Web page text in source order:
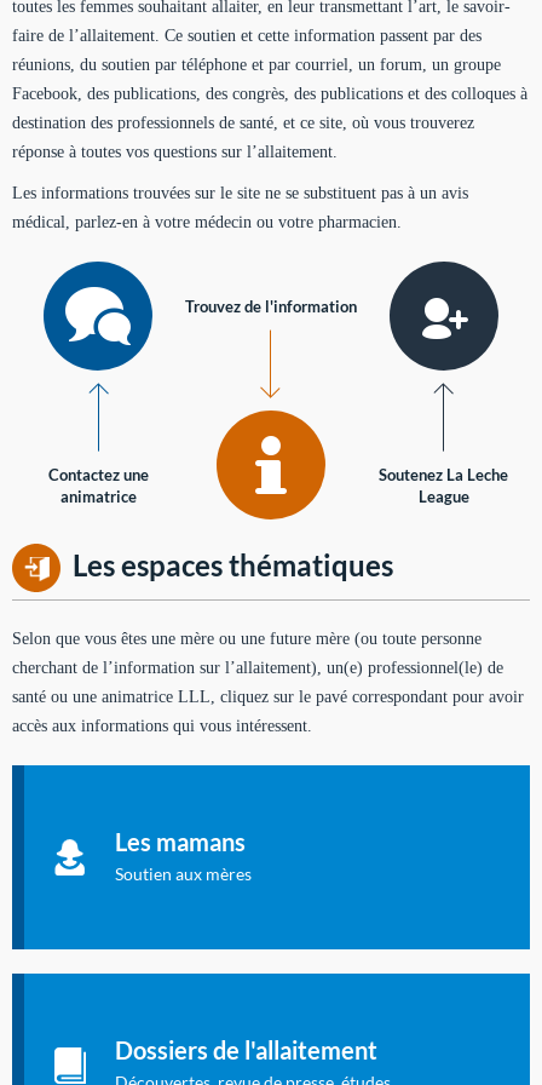
toutes les femmes souhaitant allaiter, en leur transmettant l’art, le savoir-
faire de l’allaitement. Ce soutien et cette information passent par des
réunions, du soutien par téléphone et par courriel, un forum, un groupe
Facebook, des publications, des congrès, des publications et des colloques à
destination des professionnels de santé, et ce site, où vous trouverez
réponse à toutes vos questions sur l’allaitement.
Les informations trouvées sur le site ne se substituent pas à un avis
médical, parlez-en à votre médecin ou votre pharmacien.
Contactez une
animatrice
Trouvez de l'information
Soutenez La Leche
League
Les espaces thématiques
Selon que vous êtes une mère ou une future mère (ou toute personne
cherchant de l’information sur l’allaitement), un(e) professionnel(le) de
santé ou une animatrice LLL, cliquez sur le pavé correspondant pour avoir
accès aux informations qui vous intéressent.
Les mamans
Soutien aux mères
à allaiter et vous informer : toutes les rubriques qui
concernent l'allaitement.
Dossiers de l'allaitement
dernières études sur l'allaitement publiées dans la presse
internationale.